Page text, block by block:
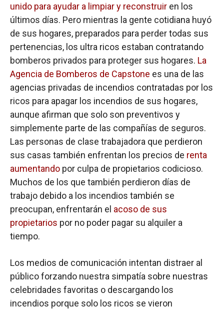
unido para ayudar a limpiar y reconstruir en los
últimos días. Pero mientras la gente cotidiana huyó
de sus hogares, preparados para perder todas sus
pertenencias, los ultra ricos estaban contratando
bomberos privados para proteger sus hogares. La
Agencia de Bomberos de Capstone es una de las
agencias privadas de incendios contratadas por los
ricos para apagar los incendios de sus hogares,
aunque afirman que solo son preventivos y
simplemente parte de las compañías de seguros.
Las personas de clase trabajadora que perdieron
sus casas también enfrentan los precios de renta
aumentando por culpa de propietarios codicioso.
Muchos de los que también perdieron días de
trabajo debido a los incendios también se
preocupan, enfrentarán el acoso de sus
propietarios por no poder pagar su alquiler a
tiempo.
Los medios de comunicación intentan distraer al
público forzando nuestra simpatía sobre nuestras
celebridades favoritas o descargando los
incendios porque solo los ricos se vieron